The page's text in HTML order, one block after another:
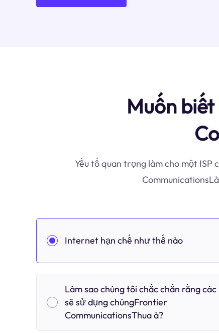
Muốn
Yếu tố quan trọng làm cho một
Internet hạn chế như thế nào
Làm sao chúng tôi chắc chắn rằng các
sẽ sử dụng chúngFrontier
CommunicationsThua à?